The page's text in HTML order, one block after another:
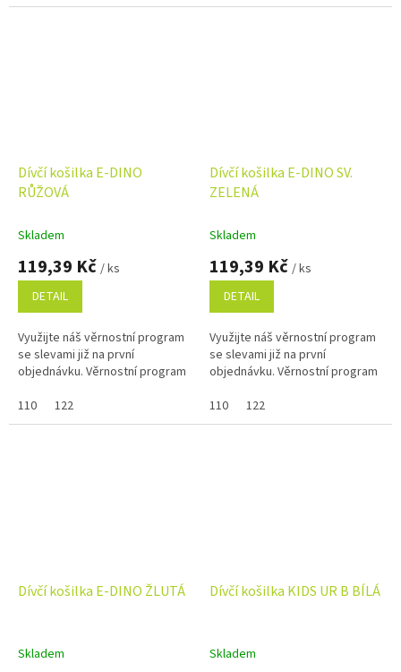
Dívčí košilka E-DINO
RŮŽOVÁ
Skladem
119,39 Kč / ks
DETAIL
Využijte náš věrnostní program
se slevami již na první
objednávku. Věrnostní program
110
122
Dívčí košilka E-DINO SV.
ZELENÁ
Skladem
119,39 Kč / ks
DETAIL
Využijte náš věrnostní program
se slevami již na první
objednávku. Věrnostní program
110
122
Dívčí košilka E-DINO ŽLUTÁ
Skladem
Dívčí košilka KIDS UR B BÍLÁ
Skladem